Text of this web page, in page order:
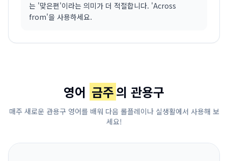
는 '맞은편'이라는 의미가 더 적절합니다. 'Across
from'을 사용하세요.
영어 금주의 관용구
매주 새로운 관용구 영어를 배워 다음 롤플레이나 실생활에서 사용해 보
세요!